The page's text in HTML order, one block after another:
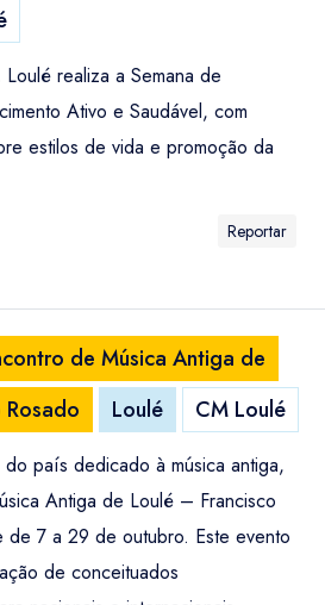
realiza a Semana de
Ativo e Saudável, com
estilos de vida e promoção da
Reportar
de Música Antiga de
Loulé CM Loulé
país dedicado à música antiga,
Antiga de Loulé – Francisco
de 7 a 29 de outubro. Este evento
de conceituados